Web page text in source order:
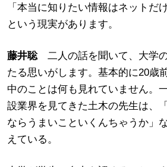
「本当に知りたい情報はネットだ
という現実があります。
藤井聡二人の話を聞いて、大学
たる思いがします。基本的に20歳
中のことは何も見れていません。
設業界を見てきた土木の先生は、
ならうまいこといくんちゃうか」
えている。